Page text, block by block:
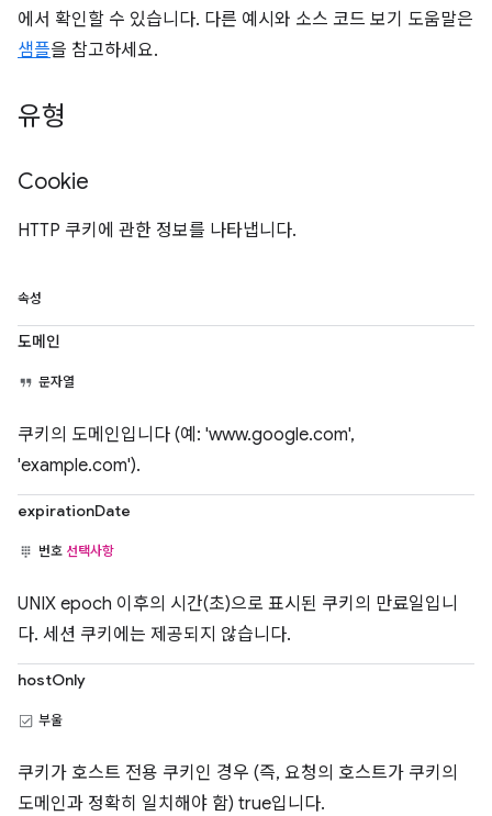
에서 확인할 수 있습니다. 다른 예시와 소스 코드 보기 도움말은
샘플을 참고하세요.
유형
Cookie
HTTP 쿠키에 관한 정보를 나타냅니다.
속성
도메인
문자열
쿠키의 도메인입니다 (예: 'www.google.com',
'example.com').
expirationDate
번호 선택사항
UNIX epoch 이후의 시간(초)으로 표시된 쿠키의 만료일입니
다. 세션 쿠키에는 제공되지 않습니다.
hostOnly
부울
쿠키가 호스트 전용 쿠키인 경우 (즉, 요청의 호스트가 쿠키의
도메인과 정확히 일치해야 함) true입니다.